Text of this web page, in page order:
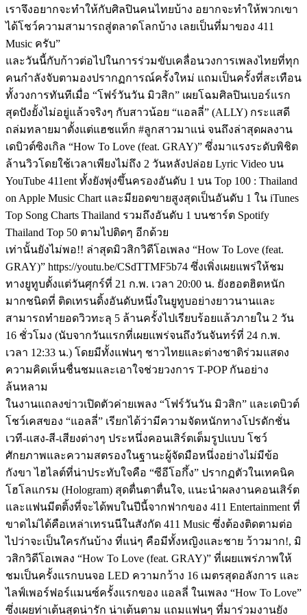
เราจึงอยากจะทำให้กับศิลปินคนไทยบ้าง อยากจะทำให้พวกเขา
ได้โชว์ความสามารถสู่ตลาดโลกบ้าง เลยเป็นที่มาของ 411
Music ครับ”
และวันนี้กับก้าวต่อไปในการร่วมขับเคลื่อนวงการเพลงไทยที่ทุก
คนกำลังจับตามองปรากฏการณ์ครั้งใหม่ แถมเป็นครั้งที่สะเทือน
ทั้งวงการทันทีเมื่อ “โฟร์วันวัน มิวสิก” เผยโฉมศิลปินเบอร์แรก
สุดปังยั้งไม่อยู่แล้วจริงๆ กับสาวน้อย “แอลลี่” (ALLY) กระแสดี
ถล่มทลายมาตั้งแต่แฮชแท็ก #ลูกสาวมาแน่ จนถึงล่าสุดผลงาน
เดบิวต์ซิงเกิล “How To Love (feat. GRAY)” ซึ่งมาแรงระดับพิชิต
ล้านวิวโดยใช้เวลาเพียงไม่ถึง 2 วันหลังปล่อย Lyric Video บน
YouTube 411ent ทั้งยังพุ่งขึ้นครองอันดับ 1 บน ‎Top 100 : Thailand
on Apple Music Chart และมียอดขายสูงสุดเป็นอันดับ 1 ใน iTunes
Top Song Charts Thailand รวมถึงอันดับ 1 บนชาร์ต Spotify
Thailand Top 50 ตามไปติดๆ อีกด้วย
เท่านั้นยังไม่พอ!! ล่าสุดมิวสิกวิดีโอเพลง “How To Love (feat.
GRAY)” https://youtu.be/CSdTTMF5b74 ซึ่งเพิ่งเผยแพร่ให้ชม
ทางยูทูบตั้งแต่วันศุกร์ที่ 21 ก.พ. เวลา 20:00 น. ยังฮอตฮิตหนัก
มากชนิดที่ ติดเทรนดิ้งอันดับหนึ่งในยูทูบอย่างยาวนานและ
สามารถทำยอดวิวทะลุ 5 ล้านครั้งไปเรียบร้อยแล้วภายใน 2 วัน
16 ชั่วโมง (นับจากวันแรกที่เผยแพร่จนถึงวันจันทร์ที่ 24 ก.พ.
เวลา 12:33 น.) โดยมีทั้งแฟนๆ ชาวไทยและต่างชาติร่วมแสดง
ความคิดเห็นชื่นชมและเอาใจช่วยวงการ T-POP กันอย่าง
ล้นหลาม
ในงานแถลงข่าวเปิดตัวค่ายเพลง “โฟร์วันวัน มิวสิก” และเดบิวต์
โชว์เคสของ “แอลลี่” เรียกได้ว่ามีความจัดหนักทางโปรดักชั่น
เวที-แสง-สี-เสียงต่างๆ ประหนึ่งคอนเสิร์ตเต็มรูปแบบ โชว์
ศักยภาพและความสตรองในฐานะผู้จัดมือหนึ่งอย่างไม่มีข้อ
กังขา ไฮไลต์ที่น่าประทับใจคือ “ซีอีโอกึ้ง” ปรากฏตัวในเทคนิค
โฮโลแกรม (Hologram) สุดตื่นตาตื่นใจ, แนะนำผลงานคอนเสิร์ต
และแฟนมีตติ้งที่จะได้พบในปีนี้จากฟากของ 411 Entertainment ที่
ขาดไม่ได้คือเหล่าเทรนนีในสังกัด 411 Music ซึ่งต้องติดตามต่อ
ไปว่าจะเป็นใครกันบ้าง ที่แน่ๆ คือมีทั้งหญิงและชาย ว้าวมาก!, มิ
วสิกวิดีโอเพลง “How To Love (feat. GRAY)” ที่เผยแพร่ภาพให้
ชมเป็นครั้งแรกบนจอ LED ความกว้าง 16 เมตรสุดอลังการ และ
ไลฟ์เพอร์ฟอร์แมนซ์ครั้งแรกของ แอลลี่ ในเพลง “How To Love”
ซึ่งเผยท่าเต้นสุดน่ารัก น่าเต้นตาม แถมแฟนๆ ที่มาร่วมงานยัง